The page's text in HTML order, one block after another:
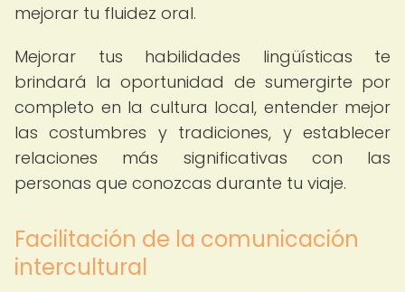
mejorar tu fluidez oral.
Mejorar tus habilidades lingüísticas te
brindará la oportunidad de sumergirte por
completo en la cultura local, entender mejor
las costumbres y tradiciones, y establecer
relaciones más significativas con las
personas que conozcas durante tu viaje.
Facilitación de la comunicación
intercultural